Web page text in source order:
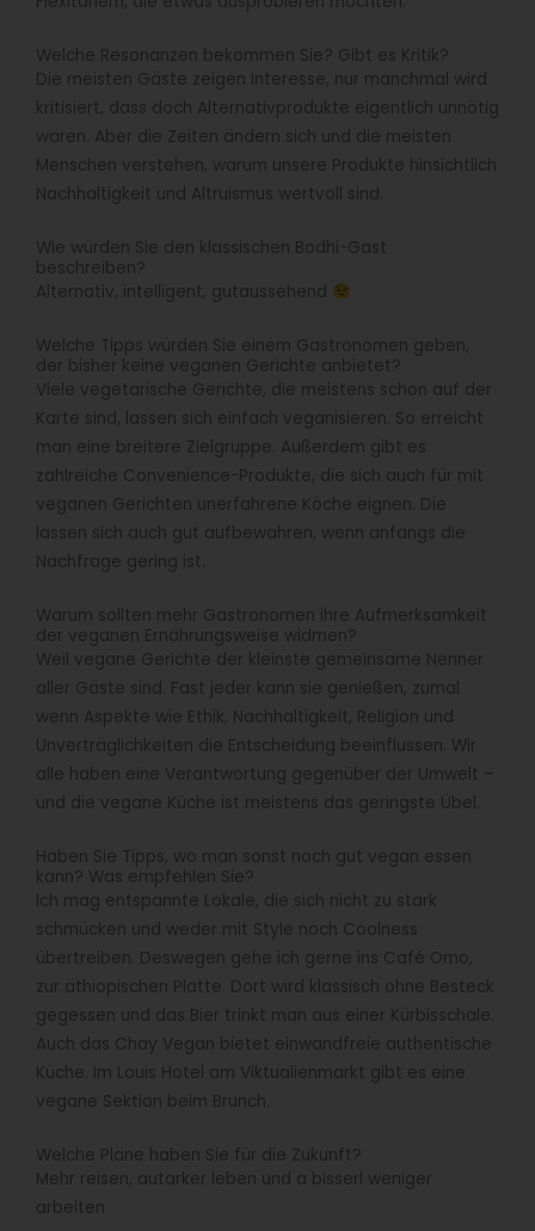
Welche Resonanzen bekommen Sie? Gibt es Kritik?
Die meisten Gäste zeigen Interesse, nur manchmal wird
kritisiert, dass doch Alternativprodukte eigentlich unnötig
wären. Aber die Zeiten ändern sich und die meisten
Menschen verstehen, warum unsere Produkte hinsichtlich
Nachhaltigkeit und Altruismus wertvoll sind.
Wie würden Sie den klassischen Bodhi-Gast
beschreiben?
Alternativ, intelligent, gutaussehend
Welche Tipps würden Sie einem Gastronomen geben,
der bisher keine veganen Gerichte anbietet?
Viele vegetarische Gerichte, die meistens schon auf der
Karte sind, lassen sich einfach veganisieren. So erreicht
man eine breitere Zielgruppe. Außerdem gibt es
zahlreiche Convenience-Produkte, die sich auch für mit
veganen Gerichten unerfahrene Köche eignen. Die
lassen sich auch gut aufbewahren, wenn anfangs die
Nachfrage gering ist.
Warum sollten mehr Gastronomen ihre Aufmerksamkeit
der veganen Ernährungsweise widmen?
Weil vegane Gerichte der kleinste gemeinsame Nenner
aller Gäste sind. Fast jeder kann sie genießen, zumal
wenn Aspekte wie Ethik, Nachhaltigkeit, Religion und
Unverträglichkeiten die Entscheidung beeinflussen. Wir
alle haben eine Verantwortung gegenüber der Umwelt –
und die vegane Küche ist meistens das geringste Übel.
Haben Sie Tipps, wo man sonst noch gut vegan essen
kann? Was empfehlen Sie?
Ich mag entspannte Lokale, die sich nicht zu stark
schmücken und weder mit Style noch Coolness
übertreiben. Deswegen gehe ich gerne ins Café Omo,
zur äthiopischen Platte. Dort wird klassisch ohne Besteck
gegessen und das Bier trinkt man aus einer Kürbisschale.
Auch das Chay Vegan bietet einwandfreie authentische
Küche. Im Louis Hotel am Viktualienmarkt gibt es eine
vegane Sektion beim Brunch.
Welche Pläne haben Sie für die Zukunft?
Mehr reisen, autarker leben und a bisserl weniger
arbeiten